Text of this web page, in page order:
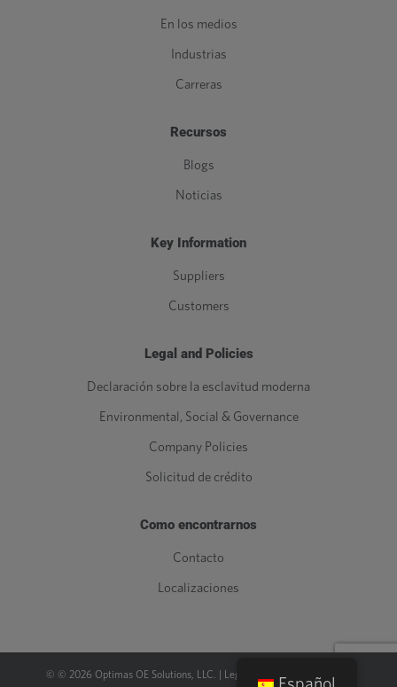
En los medios
Industrias
Carreras
Recursos
Blogs
Noticias
Key Information
Suppliers
Customers
Legal and Policies
Declaración sobre la esclavitud moderna
Environmental, Social & Governance
Company Policies
Solicitud de crédito
Como encontrarnos
Contacto
Localizaciones
© © 2026 Optimas OE Solutions, LLC. | Legal